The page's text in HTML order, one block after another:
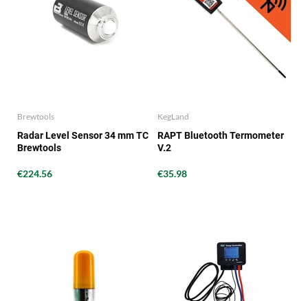
Brewtools
Radar Level Sensor 34 mm TC
Brewtools
€224.56
KegLand
RAPT Bluetooth Termometer
V.2
€35.98